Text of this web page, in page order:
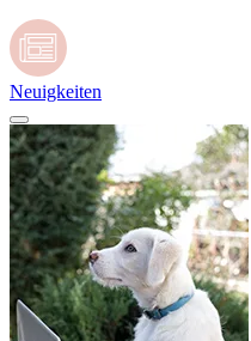
Neuigkeiten